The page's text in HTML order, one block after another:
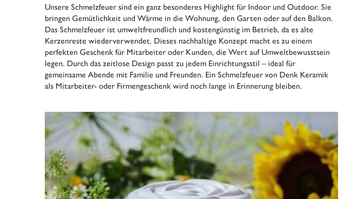
Unsere Schmelzfeuer sind ein ganz besonderes Highlight für Indoor und Outdoor. Sie
bringen Gemütlichkeit und Wärme in die Wohnung, den Garten oder auf den Balkon.
Das Schmelzfeuer ist umweltfreundlich und kostengünstig im Betrieb, da es alte
Kerzenreste wiederverwendet. Dieses nachhaltige Konzept macht es zu einem
perfekten Geschenk für Mitarbeiter oder Kunden, die Wert auf Umweltbewusstsein
legen. Durch das zeitlose Design passt zu jedem Einrichtungsstil – ideal für
gemeinsame Abende mit Familie und Freunden. Ein Schmelzfeuer von Denk Keramik
als Mitarbeiter- oder Firmengeschenk wird noch lange in Erinnerung bleiben.